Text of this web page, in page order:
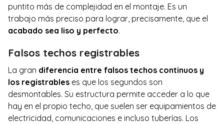
puntito más de complejidad en el montaje. Es un
trabajo más preciso para lograr, precisamente, que el
acabado sea liso y perfecto.
Falsos techos registrables
La gran diferencia entre falsos techos continuos y
los registrables es que los segundos son
desmontables. Su estructura permite acceder a lo que
hay en el propio techo, que suelen ser equipamientos de
electricidad, comunicaciones e incluso tuberías. Los